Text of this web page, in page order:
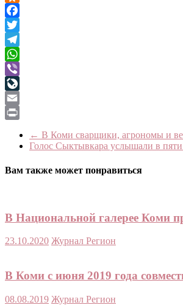
Odnoklassniki
Facebook
Twitter
Telegram
WhatsApp
Viber
LiveJournal
Email
← В Коми сварщики, агрономы и
Голос Сыктывкара услышали в пяти
Вам также может понравиться
В Национальной галерее Коми
23.10.2020 Журнал Регион
В Коми с июня 2019 года
08.08.2019 Журнал Регион